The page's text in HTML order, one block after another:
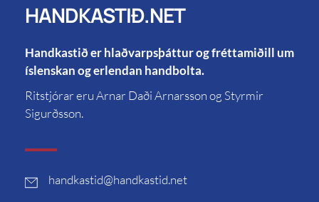
HANDKASTIÐ.NET
Handkastið er hlaðvarpsþáttur og fréttamiðill um
íslenskan og erlendan handbolta.
Ritstjórar eru Arnar Daði Arnarsson og Styrmir
Sigurðsson.
handkastid@handkastid.net